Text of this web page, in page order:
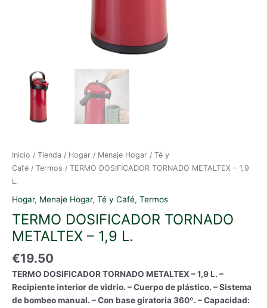
Inicio / Tienda / Hogar / Menaje Hogar / Té y
Café / Termos / TERMO DOSIFICADOR TORNADO METALTEX – 1,9
L.
Hogar, Menaje Hogar, Té y Café, Termos
TERMO DOSIFICADOR TORNADO
METALTEX – 1,9 L.
€19.50
TERMO DOSIFICADOR TORNADO METALTEX – 1,9 L. –
Recipiente interior de vidrio. – Cuerpo de plástico. – Sistema
de bombeo manual. – Con base giratoria 360º. – Capacidad: